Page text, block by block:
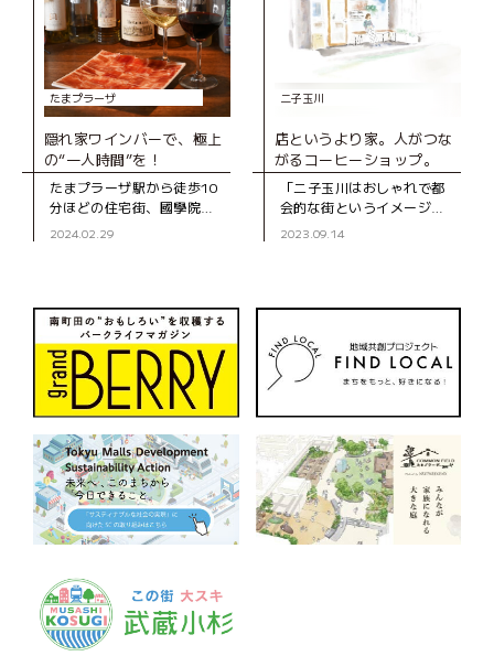
たまプラーザ
隠れ家ワインバーで、極上
の“一人時間”を！
たまプラーザ駅から徒歩10
分ほどの住宅街、國學院大
學の先にある「トリニティ
タリのワインバー
2024.02.29
二子玉川
店というより家。人がつな
がるコーヒーショップ。
「二子玉川はおしゃれで都
会的な街というイメージが
ありますが、二子玉川駅か
います」と笑顔で
2023.09.14